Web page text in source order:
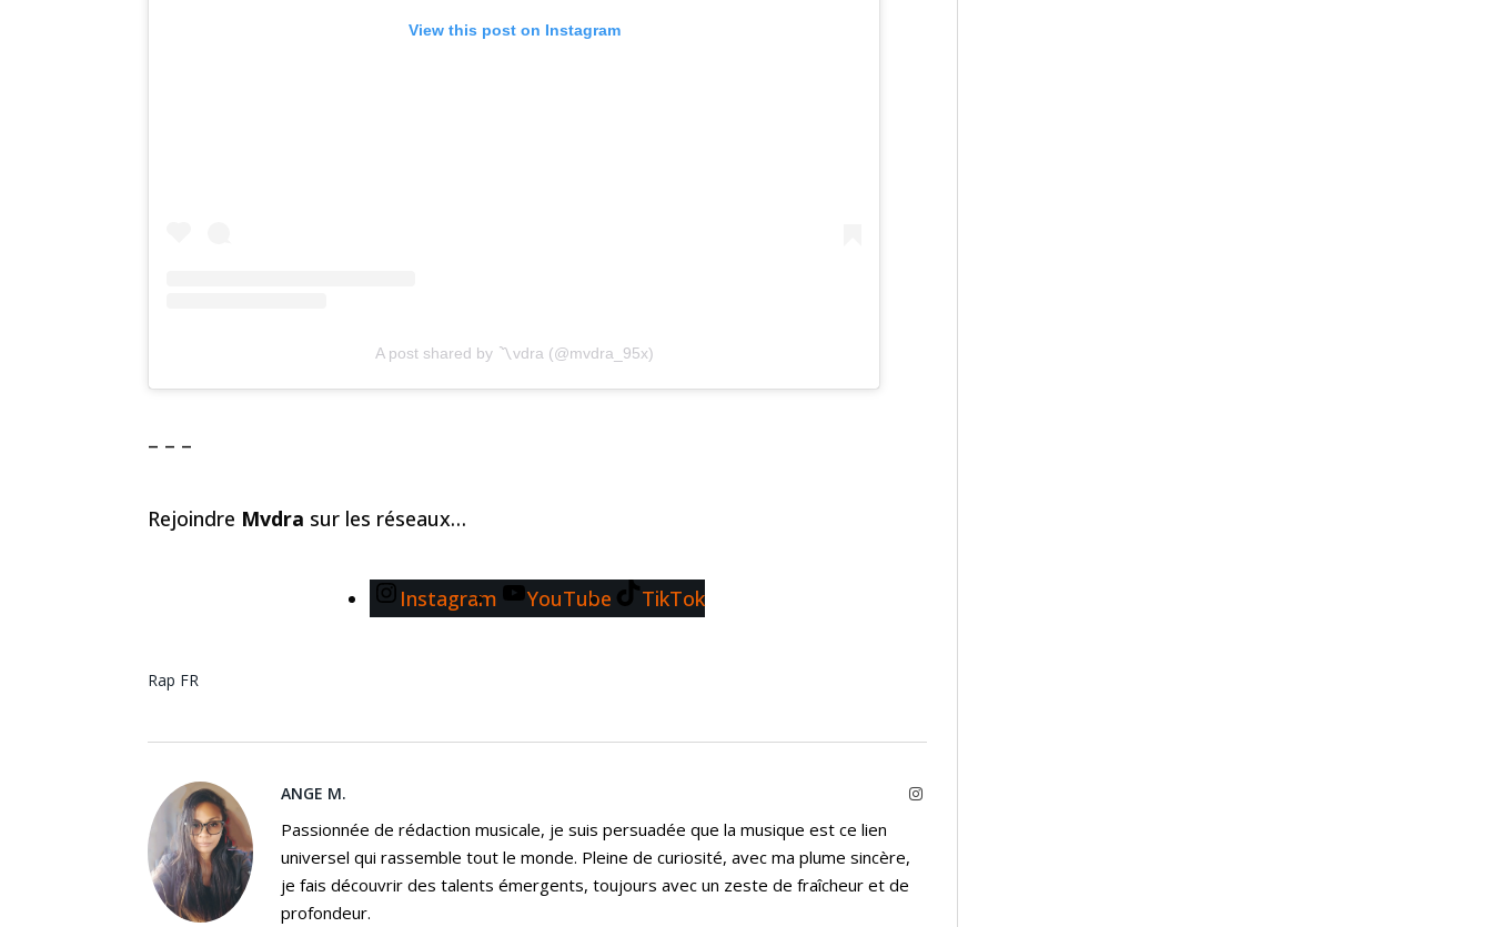
View this post on Instagram
A post shared by 〽️vdra (@mvdra_95x)
– – –
Rejoindre Mvdra sur les réseaux…
Instagram YouTube TikTok
Rap FR
ANGE M. Instagram
Passionnée de rédaction musicale, je suis persuadée que la musique est ce lien
universel qui rassemble tout le monde. Pleine de curiosité, avec ma plume sincère,
je fais découvrir des talents émergents, toujours avec un zeste de fraîcheur et de
profondeur.